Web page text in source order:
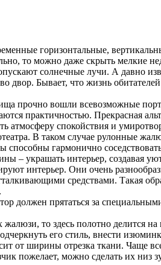
горизонтальные,
то можно даже скрыть мелкие
солнечные лучи. А давно
двор. Бывает, что жизнь
прочно вошли всевозможные
практичностью. Прекрасная
атмосферу спокойствия и
В таком случае рулонные
гармонично
– украшать интерьер, создавая
интерьер. Они очень
средствами. Такая
должен прятаться за
то здесь полотно делится
его стиль, внести
ширины отрезка ткани. Чаще
пожелает, можно сделать их